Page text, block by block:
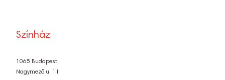
Színház
1065 Budapest,
Nagymező u. 11.